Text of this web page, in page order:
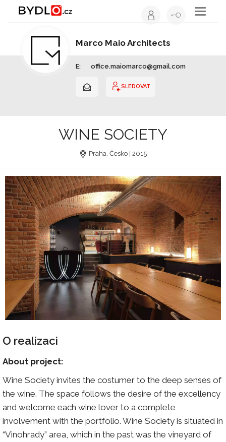
Toggle
Marco Maio Architects
E: office.maiomarco@gmail.com
SLEDOVAT
WINE SOCIETY
Praha, Česko | 2015
O realizaci
About project:
Wine Society invites the costumer to the deep senses of
the wine. The space follows the desire of the excellency
and welcome each wine lover to a complete
involvement with the portfolio. Wine Society is situated in
“Vinohrady” area, which in the past was the vineyard of